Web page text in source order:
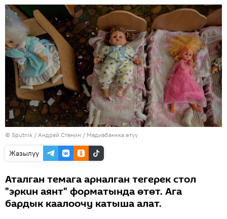
© Sputnik / Андрей Стенин / Медиабанкка өтүү
Жазылуу
Аталган темага арналган тегерек стол
"эркин аянт" форматында өтөт. Ага
бардык каалоочу катыша алат.